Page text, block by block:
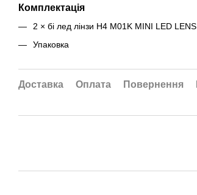
Комплектація
2 × бі лед лінзи H4 M01K MINI LED LENS
Упаковка
Доставка Оплата Повернення